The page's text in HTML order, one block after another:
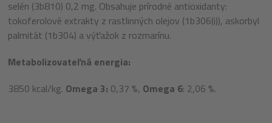
selén (3b810) 0,2 mg. Obsahuje prírodné antioxidanty:
tokoferolové extrakty z rastlinných olejov (1b306(i)), askorbyl
palmitát (1b304) a výťažok z rozmarínu.
Metabolizovateľná energia:
3850 kcal/kg. Omega 3: 0,37 %, Omega 6: 2,06 %.